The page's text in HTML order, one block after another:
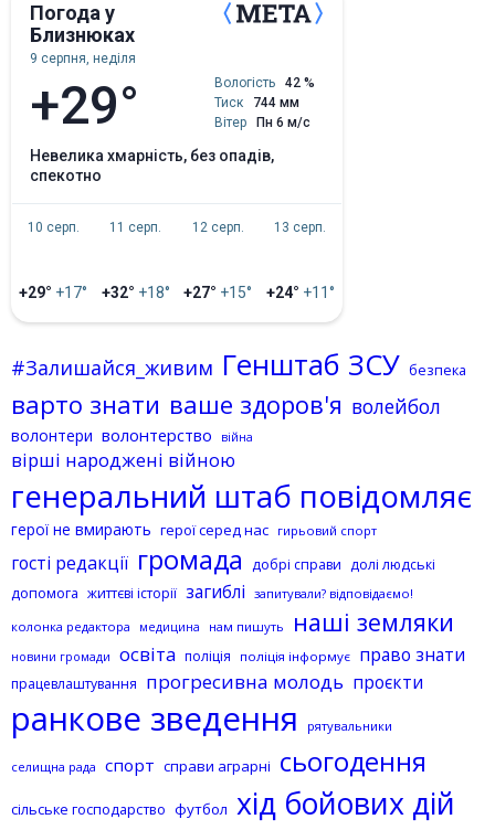
Погода у
Близнюках
9 серпня, неділя
+29° Вологість
42 %
Тиск
744 мм
Вітер
Пн 6 м/с
невелика хмарність, без опадів,
спекотно
10 серп.
+29° +17°
11 серп.
+32° +18°
12 серп.
+27° +15°
13 серп.
+24° +11°
#Залишайся_живим Генштаб ЗСУ безпека
варто знати ваше здоров'я волейбол
волонтери волонтерство війна
вірші народжені війною
генеральний штаб повідомляє
герої не вмирають герої серед нас гирьовий спорт
гості редакції громада добрі справи долі людські
допомога життєві історії загиблі запитували? відповідаємо!
колонка редактора
медицина нам пишуть наші земляки
новини громади освіта поліція поліція інформує право знати
працевлаштування прогресивна молодь проєкти
ранкове зведення рятувальники
селищна рада спорт справи аграрні сьогодення
сільське господарство футбол хід бойових дій